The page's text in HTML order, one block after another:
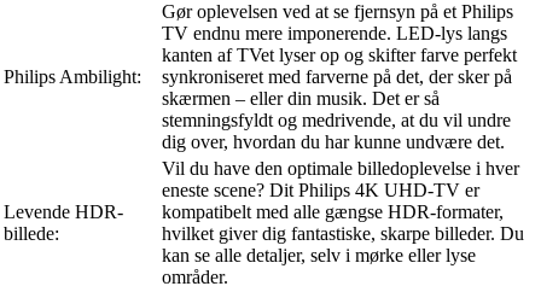
Philips Ambilight:
Gør oplevelsen ved at se fjernsyn på et Philips
TV endnu mere imponerende. LED-lys langs
kanten af TVet lyser op og skifter farve perfekt
synkroniseret med farverne på det, der sker på
skærmen – eller din musik. Det er så
stemningsfyldt og medrivende, at du vil undre
dig over, hvordan du har kunne undvære det.
Levende HDR-
billede:
Vil du have den optimale billedoplevelse i hver
eneste scene? Dit Philips 4K UHD-TV er
kompatibelt med alle gængse HDR-formater,
hvilket giver dig fantastiske, skarpe billeder. Du
kan se alle detaljer, selv i mørke eller lyse
områder.